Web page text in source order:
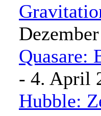
Quasare:
- 4. April
Hubble: